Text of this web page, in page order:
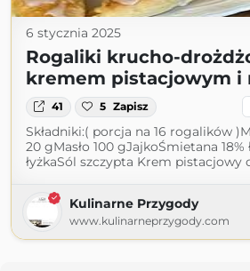
6 stycznia 2025
Rogaliki krucho-
kremem pistacjowym i
41 5 Zapisz
Składniki:( porcja na 16 rogalików
20 gMasło 100 gJajkoŚmietana 18%
łyżkaSól szczypta Krem pistacjowy
Kulinarne Przygody
www.kulinarneprzygody.com